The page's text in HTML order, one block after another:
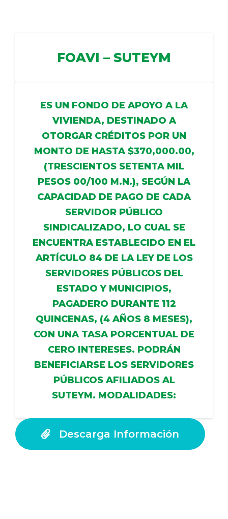
COORDINADORESFOAVI – SUTEYM
ES UN FONDO DE APOYO A LA
VIVIENDA, DESTINADO A
OTORGAR CRÉDITOS POR UN
MONTO DE HASTA $370,000.00,
(TRESCIENTOS SETENTA MIL
PESOS 00/100 M.N.), SEGÚN LA
CAPACIDAD DE PAGO DE CADA
SERVIDOR PÚBLICO
SINDICALIZADO, LO CUAL SE
ENCUENTRA ESTABLECIDO EN EL
ARTÍCULO 84 DE LA LEY DE LOS
SERVIDORES PÚBLICOS DEL
ESTADO Y MUNICIPIOS,
PAGADERO DURANTE 112
QUINCENAS, (4 AÑOS 8 MESES),
CON UNA TASA PORCENTUAL DE
CERO INTERESES. PODRÁN
BENEFICIARSE LOS SERVIDORES
PÚBLICOS AFILIADOS AL
SUTEYM. MODALIDADES:
Descarga Información